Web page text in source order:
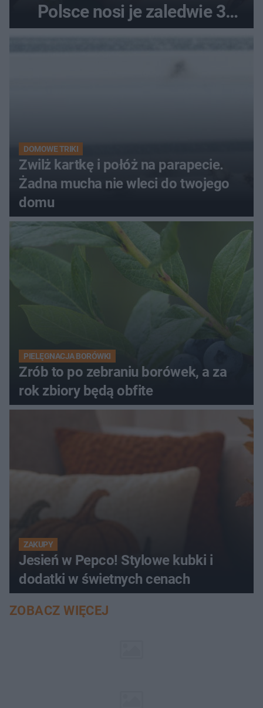
Polsce nosi je zaledwie 3
kobiety
DOMOWE TRIKI
Zwilż kartkę i połóż na parapecie.
Żadna mucha nie wleci do twojego
domu
PIELĘGNACJA BORÓWKI
Zrób to po zebraniu borówek, a za
rok zbiory będą obfite
ZAKUPY
Jesień w Pepco! Stylowe kubki i
dodatki w świetnych cenach
ZOBACZ WIĘCEJ